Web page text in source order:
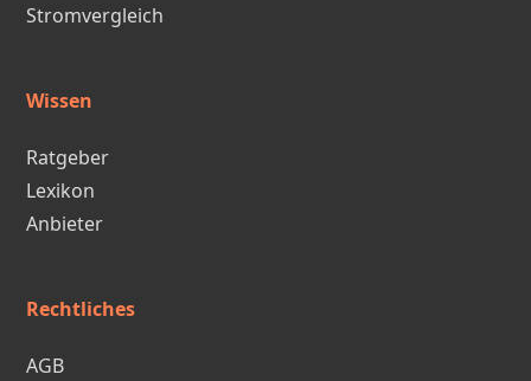
Stromvergleich
Wissen
Ratgeber
Lexikon
Anbieter
Rechtliches
AGB